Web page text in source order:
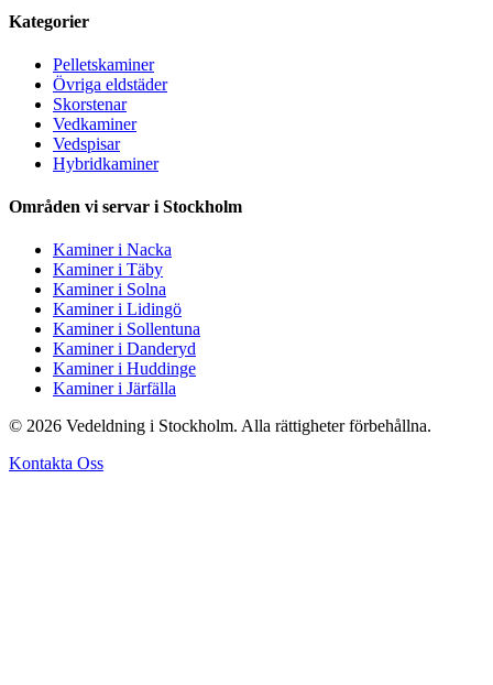
Kategorier
Pelletskaminer
Övriga eldstäder
Skorstenar
Vedkaminer
Vedspisar
Hybridkaminer
Områden vi servar i Stockholm
Kaminer i Nacka
Kaminer i Täby
Kaminer i Solna
Kaminer i Lidingö
Kaminer i Sollentuna
Kaminer i Danderyd
Kaminer i Huddinge
Kaminer i Järfälla
© 2026 Vedeldning i Stockholm. Alla rättigheter förbehållna.
Kontakta Oss